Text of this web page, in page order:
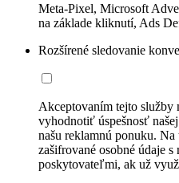
Meta-Pixel, Microsoft
na základe kliknutí, Ads
Rozšírené sledovanie
Akceptovaním tejto služby
vyhodnotiť úspešnosť
našu reklamnú ponuku. Na
zašifrované osobné údaje
poskytovateľmi, ak už